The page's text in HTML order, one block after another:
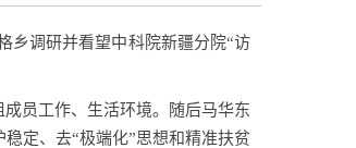
乡调研并看望中科院新疆分院“访
员工作、生活环境。随后马华东
定、去“极端化”思想和精准扶贫